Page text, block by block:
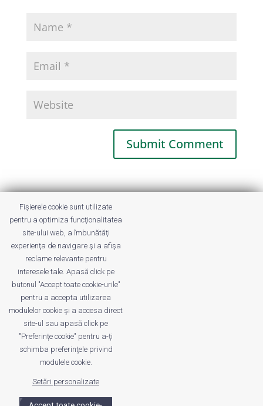
This site uses Akismet to reduce spam.
Learn how your comment data is
processed.
Despre noi Publicitate
Privacy
© UrbanKID. Proiect dezvoltat de Dana și
Dragomirescu. Temă WordPress:
Fișierele cookie sunt utilizate
pentru a optimiza funcţionalitatea
site-ului web, a îmbunătăţi
experienţa de navigare şi a afişa
reclame relevante pentru
interesele tale. Apasă click pe
butonul "Accept toate cookie-urile"
pentru a accepta utilizarea
modulelor cookie şi a accesa direct
site-ul sau apasă click pe
"Preferințe cookie" pentru a-ţi
schimba preferinţele privind
modulele cookie.
Setări personalizate